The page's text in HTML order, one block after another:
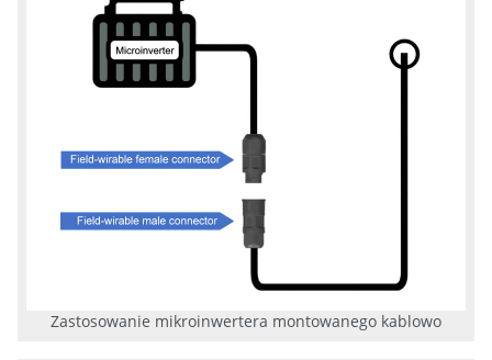
Zastosowanie mikroinwertera montowanego kablowo